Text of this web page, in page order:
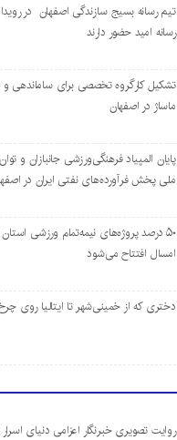
تیم رسانه بسیج سازندگی اصفهان در
رسانه امید حضور دارند
تشکیل کارگروه تخصصی برای ساماندهی
ماساژ در اصفهان
پایان المپیاد فرهنگی‌ورزشی جانبازان و
ملی پخش فرآورده‌های نفتی ایران در
۵۰ درصد پروژه‌های نیمه‌تمام ورزشی استان
امسال افتتاح می‌شود
دختری که از خمینی‌شهر تا ایتالیا روی
روایت تصویری خبرنگار اعزامی دنیای